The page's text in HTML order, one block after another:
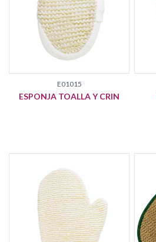
E01015
ESPONJA TOALLA Y CRIN